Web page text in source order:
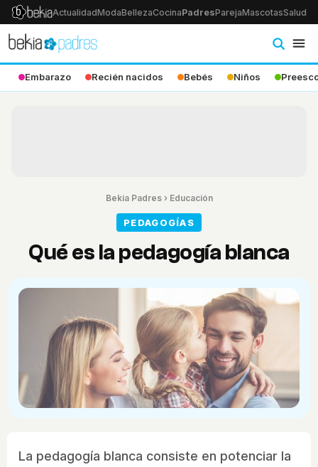
ActualidadModaBellezaCocinaPadresParejaMascotasSalud
Embarazo Recién nacidos Bebés Niños
Bekia Padres› Educación
PEDAGOGÍAS
Qué es la pedagogía blanca
La pedagogía blanca consiste en potenciar la